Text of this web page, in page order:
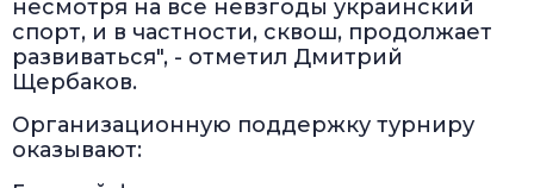
несмотря на все невзгоды украинский
спорт, и в частности, сквош, продолжает
развиваться", - отметил Дмитрий
Щербаков.
Организационную поддержку турниру
оказывают: